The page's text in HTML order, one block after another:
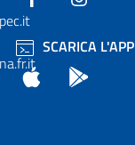
SCARICA L'APP
App Store